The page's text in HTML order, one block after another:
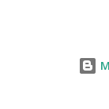
_2024_10_23.pdf